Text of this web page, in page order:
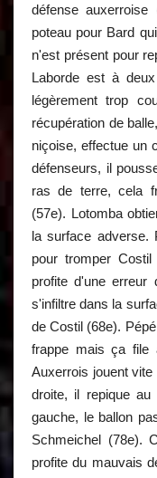
défense
poteau pour Bard
n'est présent pour
Laborde est à
légèrement trop
récupération de
niçoise, effectue un
défenseurs, il
ras de terre, cela
(57e). Lotomba
la surface adverse.
pour tromper
profite d'une erreur
s'infiltre dans la
de Costil (68e).
frappe mais ça file
Auxerrois jouent
droite, il repique
gauche, le ballon
Schmeichel (78e).
profite du mauvais